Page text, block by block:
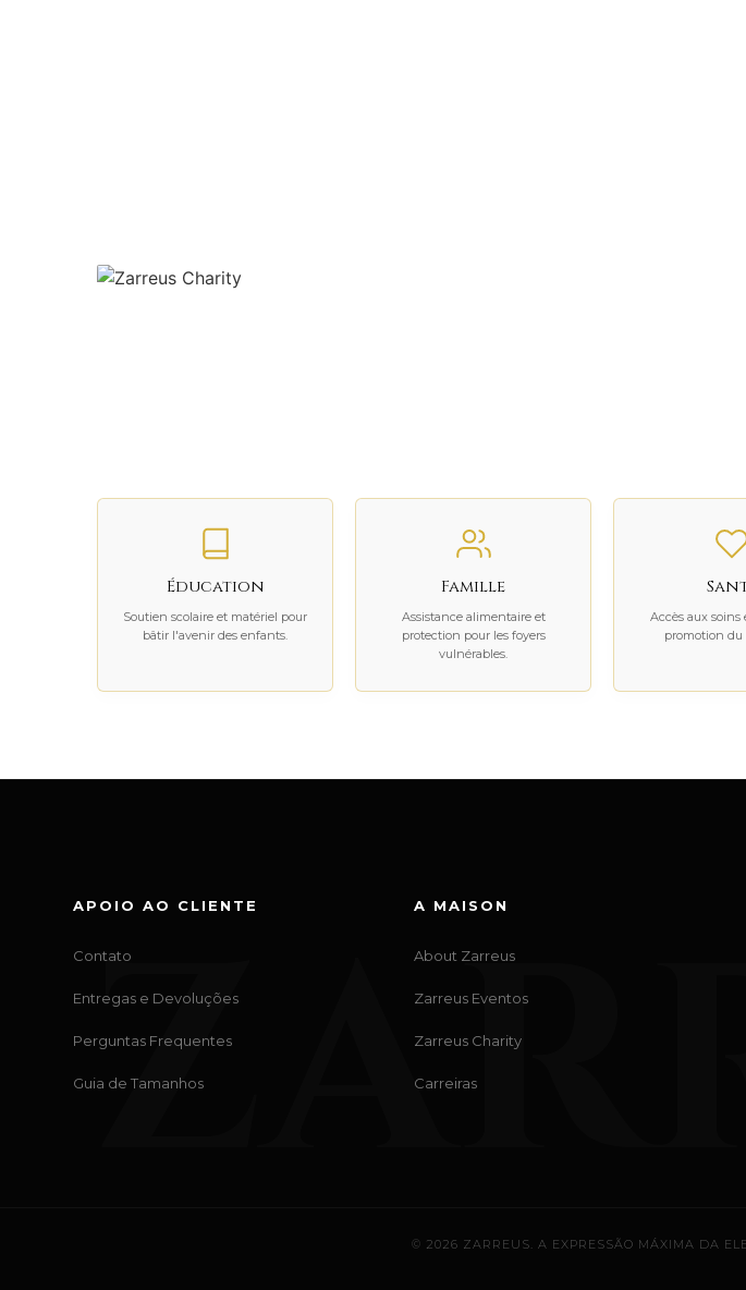
Éducation
Soutien scolaire et matériel pour
bâtir l'avenir des enfants.
Famille
Assistance alimentaire et
protection pour les foyers
vulnérables.
Accès aux soins
promotion du
APOIO AO CLIENTE
Contato
Entregas e Devoluções
Perguntas Frequentes
Guia de Tamanhos
A MAISON
About Zarreus
Zarreus Eventos
Zarreus Charity
Carreiras
© 2026 ZARREUS. A EXPRESSÃO MÁXIMA DA